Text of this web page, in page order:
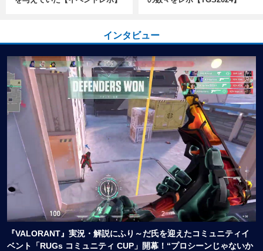
インタビュー
『VALORANT』実況・解説にふり～だ氏を迎えたコミュニティイ
ベント「RUGs コミュニティ CUP」開幕！“プロシーンじゃないか